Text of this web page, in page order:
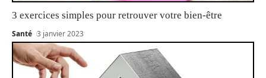
3 exercices simples pour retrouver votre bien-être
Santé 3 janvier 2023